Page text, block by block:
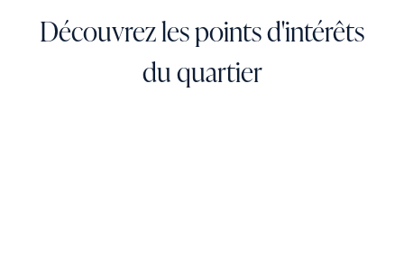
Découvrez les points d'intérêts
du quartier